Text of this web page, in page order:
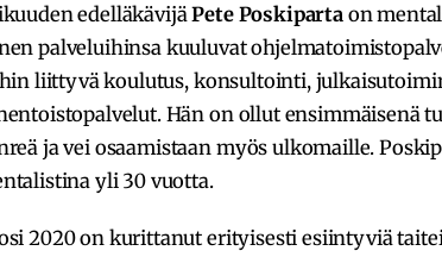
edelläkävijäPete Poskiparta on
palveluihinsa kuuluvat
liittyvä koulutus, konsultointi,
Hän on ollut ensimmäisenä
ja vei osaamistaan myös ulkomaille.
yli 30 vuotta.
2020 on kurittanut erityisesti esiintyviä